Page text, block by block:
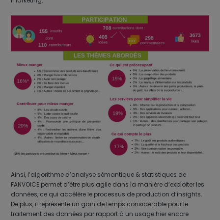
Ainsi, l’algorithme d’analyse sémantique & statistiques de
FANVOICE permet d’être plus agile dans la manière d’exploiter les
données, ce qui accélère le processus de production d’insights.
De plus, il représente un gain de temps considérable pour le
traitement des données par rapport à un usage hier encore